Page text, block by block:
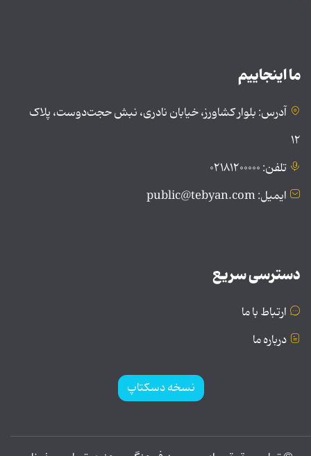
ما اینجاییم
آدرس: بلوار کشاورز، خیابان نادری، نبش حجت‌دوست، پلاک
۱۲
تلفن: ۰۲۱۸۱۲۰۰۰۰۰
ایمیل: public@tebyan.com
دسترسی سریع
ارتباط با ما
درباره ما
نسخه دسکتاپ